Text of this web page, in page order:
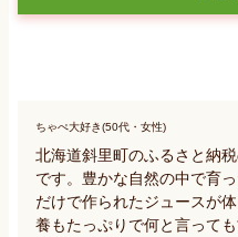
ちゃぺ大好き(50代・女性)
北海道斜里町のふるさと納
です。豊かな自然の中で育
だけで作られたジュースが
養もたっぷりで何と言って